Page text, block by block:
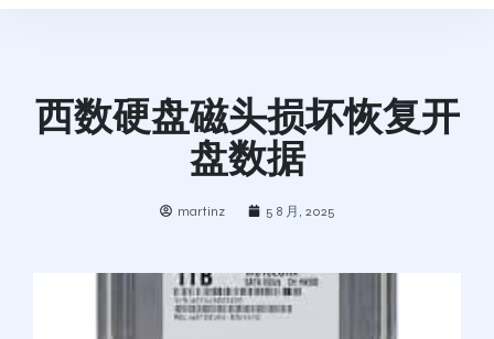
西数硬盘磁头损坏恢复开
盘数据
martinz 5 8 月, 2025